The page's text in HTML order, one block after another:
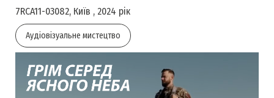
7RCA11-03082, Київ , 2024 рік
Аудіовізуальне мистецтво